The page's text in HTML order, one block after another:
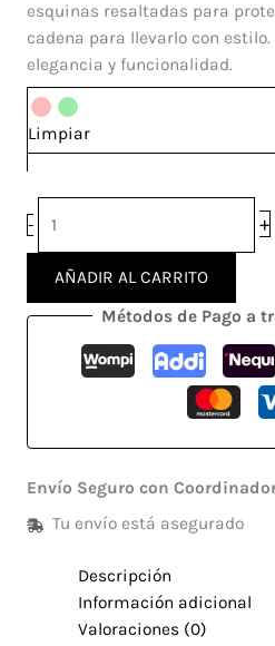
esquinas resaltadas para
cadena para llevarlo con
elegancia y funcionalidad.
Limpiar
-
Max
cantidad
+
AÑADIR AL CARRITO
Métodos de Pago a
Envío Seguro con
Tu envío está asegurado
Descripción
Información adicional
Valoraciones (0)